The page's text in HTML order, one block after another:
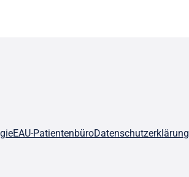
EAU-PatientenbüroDatenschutzerklärung